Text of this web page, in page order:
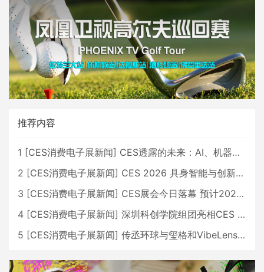
推荐内容
1 [CES消费电子展新闻] CES透露的未来：AI、机器人与智能生活大爆发
2 [CES消费电子展新闻] CES 2026 具身智能与创新领域 中国公司大放异彩
3 [CES消费电子展新闻] CES展会今日落幕 预计2026行业收入将超五千亿美元
4 [CES消费电子展新闻] 深圳科创学院组团亮相CES 广受好评
5 [CES消费电子展新闻] 传丞环球与玺格和VibeLens共同推出全新耳机